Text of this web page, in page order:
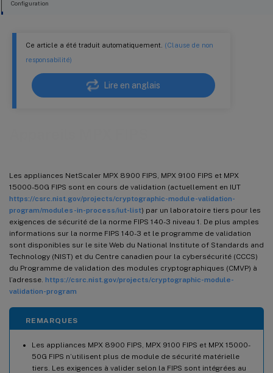
Ce article a été traduit automatiquement. (Clause de non
responsabilité)
Lire en anglais
Les appliances NetScaler MPX 8900 FIPS, MPX 9100 FIPS et MPX
15000-50G FIPS sont en cours de validation (actuellement en IUT
https://csrc.nist.gov/projects/cryptographic-module-validation-
program/modules-in-process/iut-list) par un laboratoire tiers pour les
exigences de sécurité de la norme FIPS 140-3 niveau 1. De plus amples
informations sur la norme FIPS 140-3 et le programme de validation
sont disponibles sur le site Web du National Institute of Standards and
Technology (NIST) et du Centre canadien pour la cybersécurité (CCCS)
du Programme de validation des modules cryptographiques (CMVP) à
l’adresse. https://csrc.nist.gov/projects/cryptographic-module-
validation-program
REMARQUES
Les appliances MPX 8900 FIPS, MPX 9100 FIPS et MPX 15000-
50G FIPS n’utilisent plus de module de sécurité matérielle
tiers. Les exigences à valider selon la FIPS sont intégrées au
Configuration